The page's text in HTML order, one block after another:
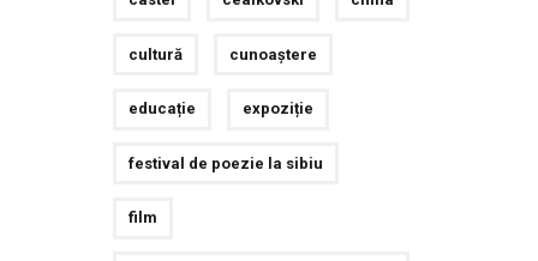
cultură cunoaștere
educație expoziție
festival de poezie la sibiu
film